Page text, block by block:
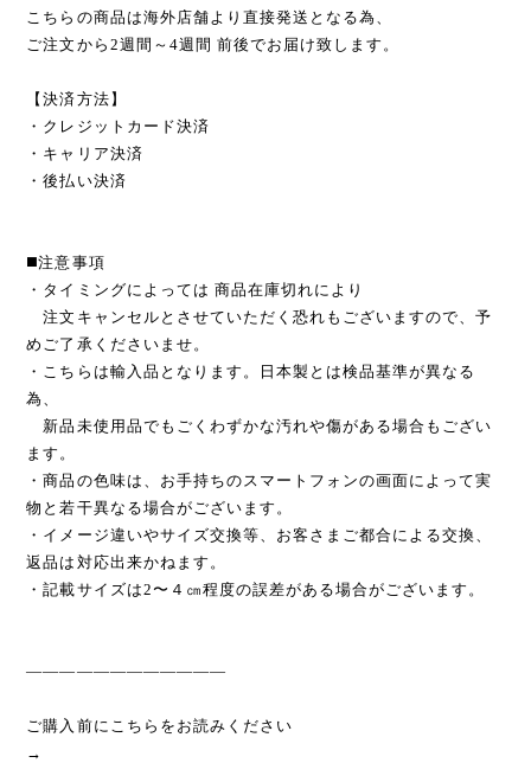
こちらの商品は海外店舗より直接発送となる為、
ご注文から2週間～4週間 前後でお届け致します。
【決済方法】
・クレジットカード決済
・キャリア決済
・後払い決済
◼️注意事項
・タイミングによっては 商品在庫切れにより
注文キャンセルとさせていただく恐れもございますので、予
めご了承くださいませ。
・こちらは輸入品となります。日本製とは検品基準が異なる
為、
新品未使用品でもごくわずかな汚れや傷がある場合もござい
ます。
・商品の色味は、お手持ちのスマートフォンの画面によって実
物と若干異なる場合がございます。
・イメージ違いやサイズ交換等、お客さまご都合による交換、
返品は対応出来かねます。
・記載サイズは2〜４㎝程度の誤差がある場合がございます。
————————————
ご購入前にこちらをお読みください
→